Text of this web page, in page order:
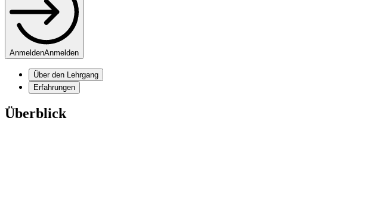
AnmeldenAnmelden
Über den Lehrgang
Erfahrungen
Überblick